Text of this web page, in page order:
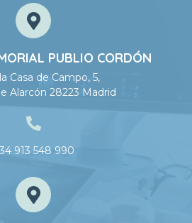
PUBLIO CORDÓN
Casa de Campo, 5,
Alarcón 28223 Madrid
913 548 990